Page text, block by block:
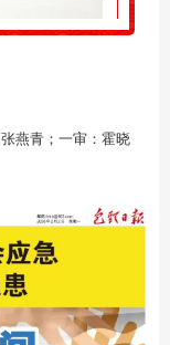
燕青；一审：霍晓